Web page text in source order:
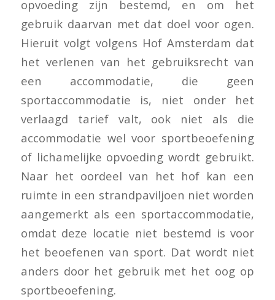
opvoeding zijn bestemd, en om het
gebruik daarvan met dat doel voor ogen.
Hieruit volgt volgens Hof Amsterdam dat
het verlenen van het gebruiksrecht van
een accommodatie, die geen
sportaccommodatie is, niet onder het
verlaagd tarief valt, ook niet als die
accommodatie wel voor sportbeoefening
of lichamelijke opvoeding wordt gebruikt.
Naar het oordeel van het hof kan een
ruimte in een strandpaviljoen niet worden
aangemerkt als een sportaccommodatie,
omdat deze locatie niet bestemd is voor
het beoefenen van sport. Dat wordt niet
anders door het gebruik met het oog op
sportbeoefening.